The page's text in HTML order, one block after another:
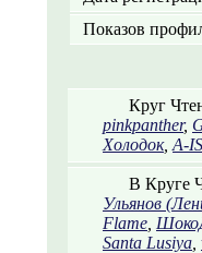
Показов
Круг
pinkpanther,
Холодок, A-
В Круге
Ульянов
Flame
Santa Lusiya